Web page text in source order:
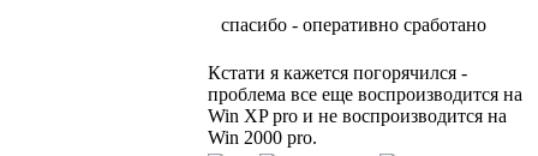
спасибо - оперативно сработано
Кстати я кажется погорячился -
проблема все еще воспроизводится на
Win XP pro и не воспроизводится на
Win 2000 pro.